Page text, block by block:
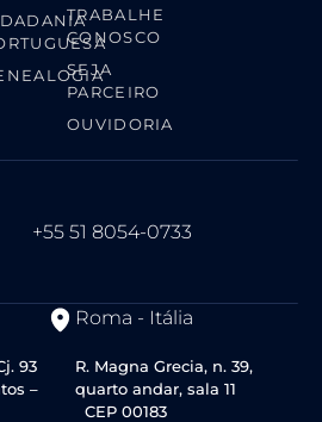
TRABALHE
CONOSCO
SEJA
PARCEIRO
OUVIDORIA
+55 51 8054-0733
93
–
Roma - Itália
R. Magna Grecia, n. 39,
quarto andar, sala 11
CEP 00183